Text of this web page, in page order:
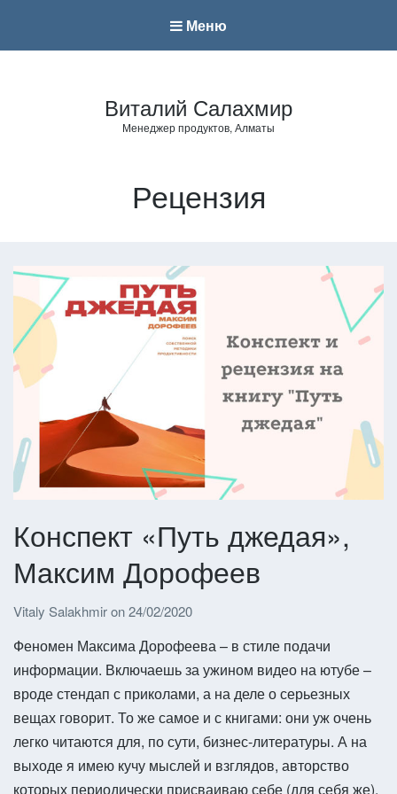
Меню
Виталий Салахмир
Менеджер продуктов, Алматы
Рецензия
Конспект «Путь джедая»,
Максим Дорофеев
Vitaly Salakhmiron24/02/2020
Феномен Максима Дорофеева – в стиле подачи
информации. Включаешь за ужином видео на ютубе –
вроде стендап с приколами, а на деле о серьезных
вещах говорит. То же самое и с книгами: они уж очень
легко читаются для, по сути, бизнес-литературы. А на
выходе я имею кучу мыслей и взглядов, авторство
которых периодически присваиваю себе (для себя же).